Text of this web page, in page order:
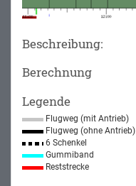
Beschreibung:
Berechnung
Legende
Flugweg (mit Antrieb)
Flugweg (ohne Antrieb)
6 Schenkel
Gummiband
Reststrecke